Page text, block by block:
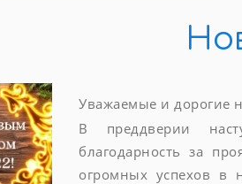
Уважаемые и дорогие
В преддверии
благодарность за
огромных успехов в